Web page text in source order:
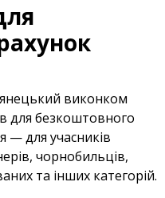
виконком
для безкоштовного
— для учасників
чорнобильців,
та інших категорій.